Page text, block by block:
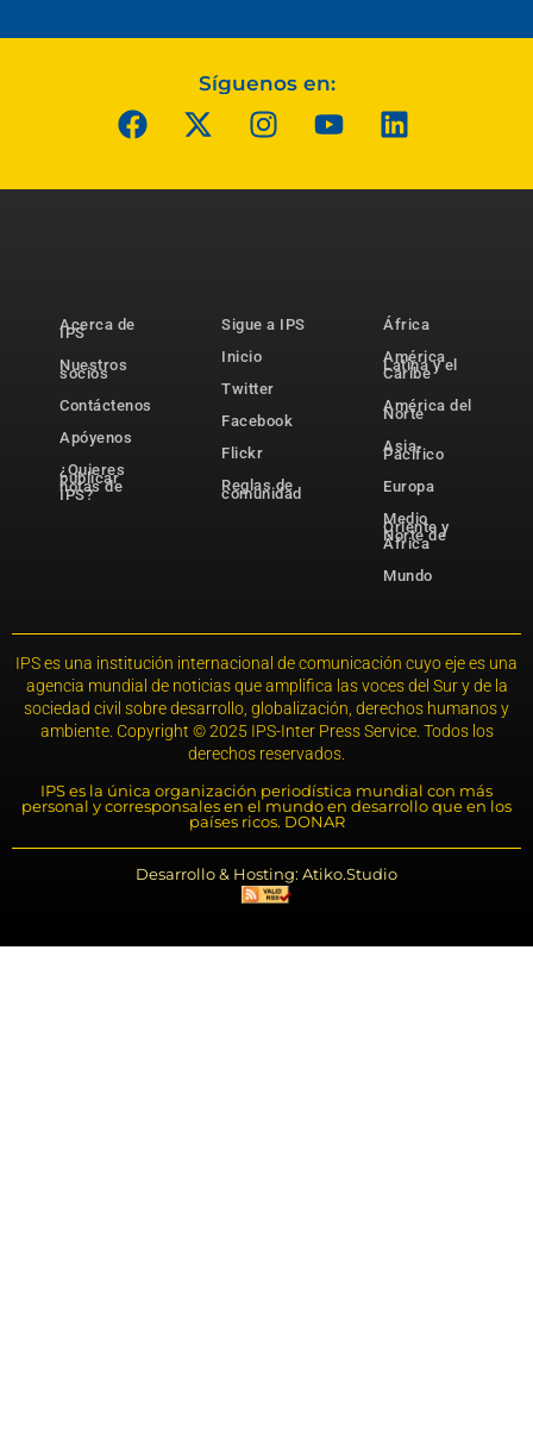
Síguenos en:
Acerca de
IPS
Nuestros
socios
Contáctenos
Apóyenos
¿Quieres
publicar
notas de
IPS?
Sigue a IPS
Inicio
Twitter
Facebook
Flickr
Reglas de
comunidad
África
América
Latina y el
Caribe
América del
Norte
Asia-
Pacífico
Europa
Medio
Oriente y
Norte de
África
Mundo
IPS es una institución internacional de comunicación cuyo eje es una
agencia mundial de noticias que amplifica las voces del Sur y de la
sociedad civil sobre desarrollo, globalización, derechos humanos y
ambiente. Copyright © 2025 IPS-Inter Press Service. Todos los
derechos reservados.
IPS es la única organización periodística mundial con más
personal y corresponsales en el mundo en desarrollo que en los
países ricos. DONAR
Desarrollo & Hosting: Atiko.Studio